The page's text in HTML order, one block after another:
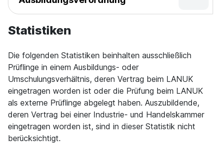
Statistiken
Die folgenden Statistiken beinhalten ausschließlich
Prüflinge in einem Ausbildungs- oder
Umschulungsverhältnis, deren Vertrag beim LANUK
eingetragen worden ist oder die Prüfung beim LANUK
als externe Prüflinge abgelegt haben. Auszubildende,
deren Vertrag bei einer Industrie- und Handelskammer
eingetragen worden ist, sind in dieser Statistik nicht
berücksichtigt.